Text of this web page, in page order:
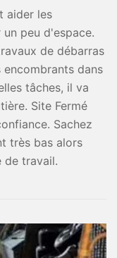
aider les
peu d'espace.
de débarras
dans
tâches, il va
Site Fermé
Sachez
très bas alors
de travail.